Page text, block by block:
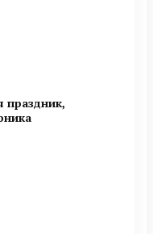
праздник,